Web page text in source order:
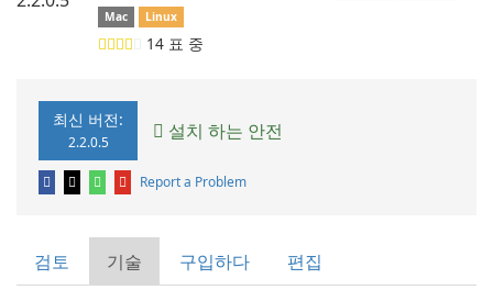
Mac
Linux
14 표 중
최신 버전:
2.2.0.5 설치 하는 안전
Report a Problem
검토 기술 구입하다 편집